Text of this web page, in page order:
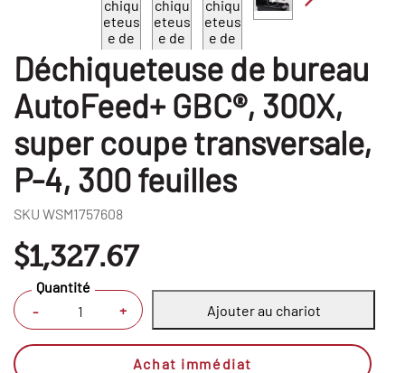
Déchiqueteuse de bureau
AutoFeed+ GBC®, 300X,
super coupe transversale,
P-4, 300 feuilles
SKU WSM1757608
$1,327.67
- +
Quantité
Ajouter au chariot
Achat immédiat